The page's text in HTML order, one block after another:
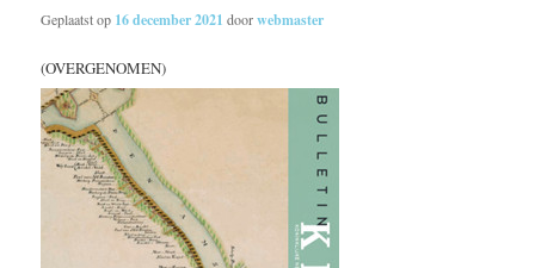
Geplaatst op 16 december 2021 doorwebmaster
(OVERGENOMEN)